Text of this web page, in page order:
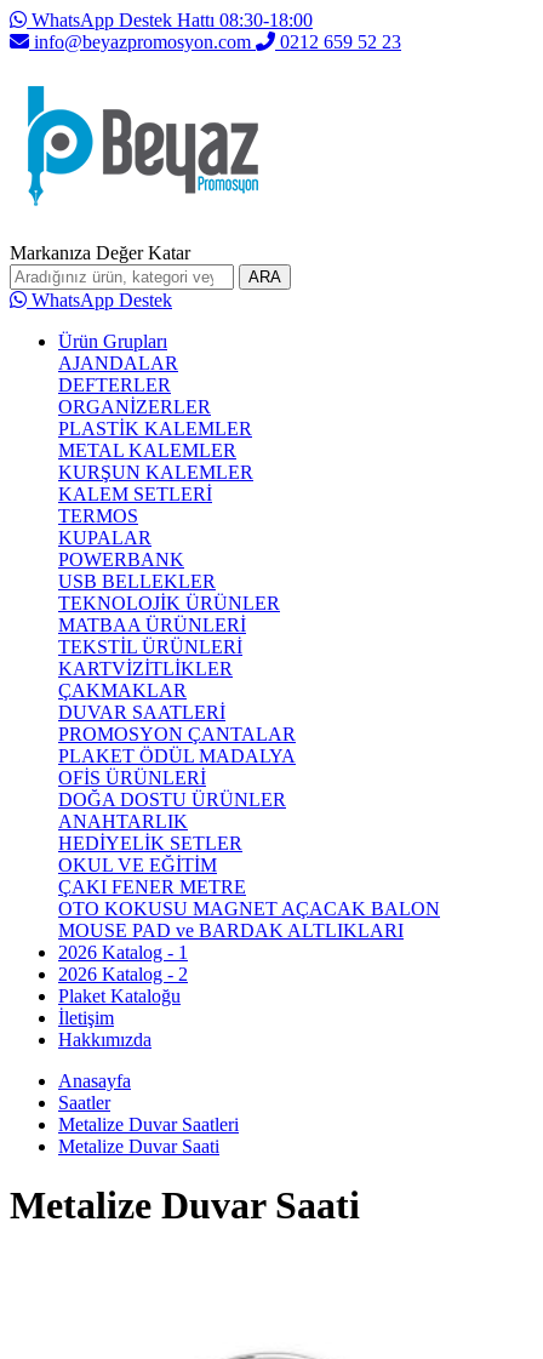
WhatsApp Destek Hattı 08:30-18:00
info@beyazpromosyon.com
0212 659 52 23
Markanıza Değer Katar
ARA
WhatsApp Destek
Ürün Grupları
AJANDALAR
DEFTERLER
ORGANİZERLER
PLASTİK KALEMLER
METAL KALEMLER
KURŞUN KALEMLER
KALEM SETLERİ
TERMOS
KUPALAR
POWERBANK
USB BELLEKLER
TEKNOLOJİK ÜRÜNLER
MATBAA ÜRÜNLERİ
TEKSTİL ÜRÜNLERİ
KARTVİZİTLİKLER
ÇAKMAKLAR
DUVAR SAATLERİ
PROMOSYON ÇANTALAR
PLAKET ÖDÜL MADALYA
OFİS ÜRÜNLERİ
DOĞA DOSTU ÜRÜNLER
ANAHTARLIK
HEDİYELİK SETLER
OKUL VE EĞİTİM
ÇAKI FENER METRE
OTO KOKUSU MAGNET AÇACAK BALON
MOUSE PAD ve BARDAK ALTLIKLARI
2026 Katalog - 1
2026 Katalog - 2
Plaket Kataloğu
İletişim
Hakkımızda
Anasayfa
Saatler
Metalize Duvar Saatleri
Metalize Duvar Saati
Metalize Duvar Saati